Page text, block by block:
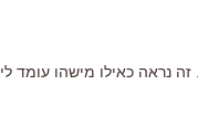
נראה כאילו מישהו עומד